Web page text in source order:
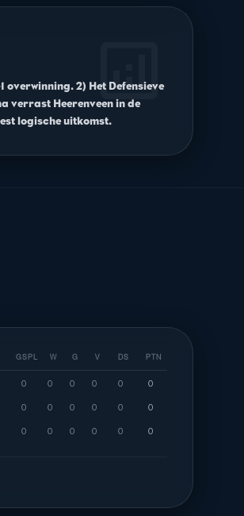
analytics
2) Het Defensieve
verrast Heerenveen in de
logische uitkomst.
GSPL W G V DS PTN
0 0 0 0 0 0
0 0 0 0 0 0
0 0 0 0 0 0